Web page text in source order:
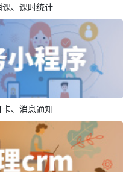
、课时统计
、消息通知